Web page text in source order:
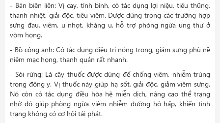
- Bán biên liên: Vị cay, tính bình, có tác dụng lợi niệu, tiêu thũng,
thanh nhiệt, giải độc, tiêu viêm. Được dùng trong các trường hợp
sưng đau, viêm, u nhọt, kháng u, hỗ trợ phòng ngừa ung thư ở
vòm họng.
- Bồ công anh: Có tác dụng điều trị nóng trong, giảm sưng phù nề
niêm mạc họng, thanh quản rất nhanh.
- Sói rừng: Là cây thuốc được dùng để chống viêm, nhiễm trùng
trong đông y. Vị thuốc này giúp hạ sốt, giải độc, giảm viêm sưng.
Nó còn có tác dụng điều hòa hệ miễn dịch, nâng cao thể trạng
nhờ đó giúp phòng ngừa viêm nhiễm đường hô hấp, khiến tình
trạng không có cơ hội tái phát.